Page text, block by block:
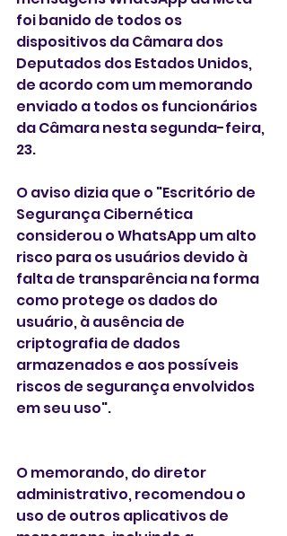
foi banido de todos os
dispositivos da Câmara dos
Deputados dos Estados Unidos,
de acordo com um memorando
enviado a todos os funcionários
da Câmara nesta segunda-feira,
23.
O aviso dizia que o "Escritório de
Segurança Cibernética
considerou o WhatsApp um alto
risco para os usuários devido à
falta de transparência na forma
como protege os dados do
usuário, à ausência de
criptografia de dados
armazenados e aos possíveis
riscos de segurança envolvidos
em seu uso".
O memorando, do diretor
administrativo, recomendou o
uso de outros aplicativos de